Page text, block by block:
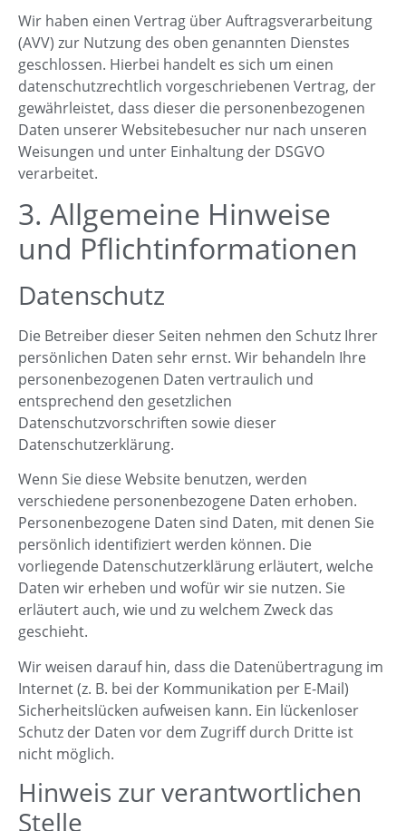
Wir haben einen Vertrag über Auftragsverarbeitung
(AVV) zur Nutzung des oben genannten Dienstes
geschlossen. Hierbei handelt es sich um einen
datenschutzrechtlich vorgeschriebenen Vertrag, der
gewährleistet, dass dieser die personenbezogenen
Daten unserer Websitebesucher nur nach unseren
Weisungen und unter Einhaltung der DSGVO
verarbeitet.
3. Allgemeine Hinweise
und Pflicht­informationen
Datenschutz
Die Betreiber dieser Seiten nehmen den Schutz Ihrer
persönlichen Daten sehr ernst. Wir behandeln Ihre
personenbezogenen Daten vertraulich und
entsprechend den gesetzlichen
Datenschutzvorschriften sowie dieser
Datenschutzerklärung.
Wenn Sie diese Website benutzen, werden
verschiedene personenbezogene Daten erhoben.
Personenbezogene Daten sind Daten, mit denen Sie
persönlich identifiziert werden können. Die
vorliegende Datenschutzerklärung erläutert, welche
Daten wir erheben und wofür wir sie nutzen. Sie
erläutert auch, wie und zu welchem Zweck das
geschieht.
Wir weisen darauf hin, dass die Datenübertragung im
Internet (z. B. bei der Kommunikation per E-Mail)
Sicherheitslücken aufweisen kann. Ein lückenloser
Schutz der Daten vor dem Zugriff durch Dritte ist
nicht möglich.
Hinweis zur verantwortlichen
Stelle